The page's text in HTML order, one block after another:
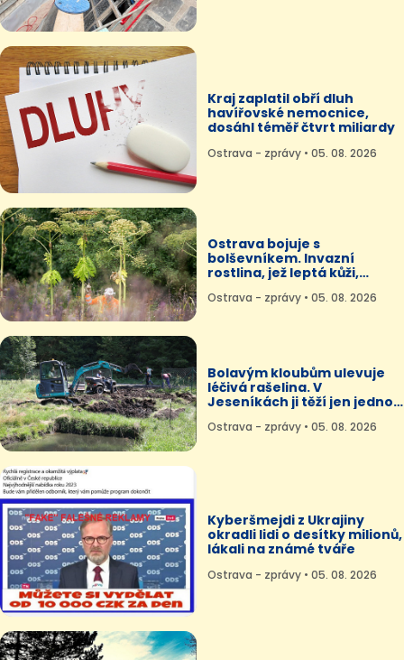
Kraj zaplatil obří dluh
havířovské nemocnice,
dosáhl téměř čtvrt miliardy
Ostrava - zprávy • 05. 08. 2026
Ostrava bojuje s
bolševníkem. Invazní
rostlina, jež leptá kůži,
Ostrava - zprávy • 05. 08. 2026
Bolavým kloubům ulevuje
léčivá rašelina. V
Jeseníkách ji těží jen jednou
Ostrava - zprávy • 05. 08. 2026
Kyberšmejdi z Ukrajiny
okradli lidi o desítky milionů,
lákali na známé tváře
Ostrava - zprávy • 05. 08. 2026